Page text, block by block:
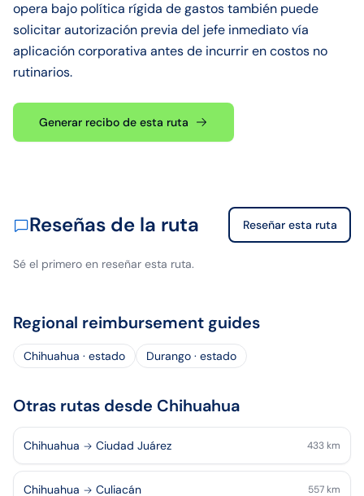
opera bajo política rígida de gastos también puede
solicitar autorización previa del jefe inmediato vía
aplicación corporativa antes de incurrir en costos no
rutinarios.
Generar recibo de esta ruta
Reseñas de la ruta Reseñar esta ruta
Sé el primero en reseñar esta ruta.
Regional reimbursement guides
Chihuahua · estado Durango · estado
Otras rutas desde Chihuahua
Chihuahua Ciudad Juárez 433 km
Chihuahua Culiacán 557 km